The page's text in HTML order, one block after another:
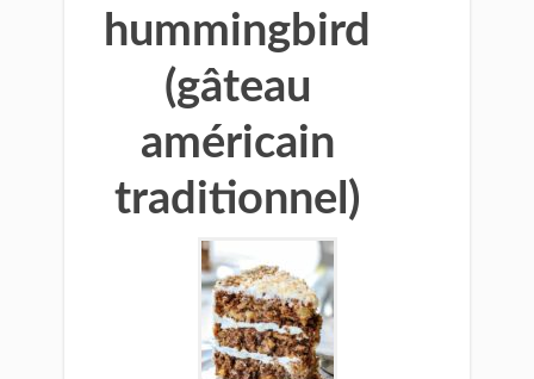
hummingbird
(gâteau
américain
traditionnel)